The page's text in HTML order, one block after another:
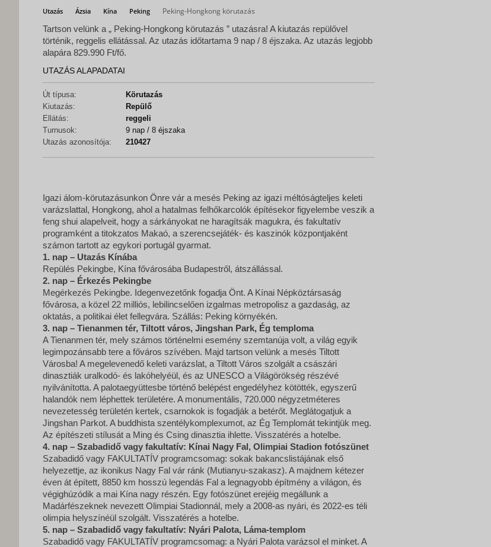
Utazás Ázsia Kína Peking
Peking-Hongkong körutazás
Tartson velünk a „ Peking-Hongkong körutazás ” utazásra! A kiutazás repülővel
történik, reggelis ellátással. Az utazás időtartama 9 nap / 8 éjszaka. Az utazás legjobb
alapára 829.990 Ft/fő.
UTAZÁS ALAPADATAI
Út típusa:
Körutazás
Kiutazás:
Repülő
Ellátás:
reggeli
Turnusok:
9 nap / 8 éjszaka
Utazás azonosítója:
210427
Igazi álom-körutazásunkon Önre vár a mesés Peking az igazi méltóságteljes keleti
varázslattal, Hongkong, ahol a hatalmas felhőkarcolók építésekor figyelembe veszik a
feng shui alapelveit, hogy a sárkányokat ne haragítsák magukra, és fakultatív
programként a titokzatos Makaó, a szerencsejáték- és kaszinók központjaként
számon tartott az egykori portugál gyarmat.
1. nap – Utazás Kínába
Repülés Pekingbe, Kína fővárosába Budapestről, átszállással.
2. nap – Érkezés Pekingbe
Megérkezés Pekingbe. Idegenvezetőnk fogadja Önt. A Kínai Népköztársaság
fővárosa, a közel 22 milliós, lebilincselően izgalmas metropolisz a gazdaság, az
oktatás, a politikai élet fellegvára. Szállás: Peking környékén.
3. nap – Tienanmen tér, Tiltott város, Jingshan Park, Ég temploma
A Tienanmen tér, mely számos történelmi esemény szemtanúja volt, a világ egyik
legimpozánsabb tere a főváros szívében. Majd tartson velünk a mesés Tiltott
Városba! A megelevenedő keleti varázslat, a Tiltott Város szolgált a császári
dinasztiák uralkodó- és lakóhelyéül, és az UNESCO a Világörökség részévé
nyilvánította. A palotaegyüttesbe történő belépést engedélyhez kötötték, egyszerű
halandók nem léphettek területére. A monumentális, 720.000 négyzetméteres
nevezetesség területén kertek, csarnokok is fogadják a betérőt. Meglátogatjuk a
Jingshan Parkot. A buddhista szentélykomplexumot, az Ég Templomát tekintjük meg.
Az építészeti stílusát a Ming és Csing dinasztia ihlette. Visszatérés a hotelbe.
4. nap – Szabadidő vagy fakultatív: Kínai Nagy Fal, Olimpiai Stadion fotószünet
Szabadidő vagy FAKULTATÍV programcsomag: sokak bakancslistájának első
helyezettje, az ikonikus Nagy Fal vár ránk (Mutianyu-szakasz). A majdnem kétezer
éven át épített, 8850 km hosszú legendás Fal a legnagyobb építmény a világon, és
végighúzódik a mai Kína nagy részén. Egy fotószünet erejéig megállunk a
Madárfészeknek nevezett Olimpiai Stadionnál, mely a 2008-as nyári, és 2022-es téli
olimpia helyszínéül szolgált. Visszatérés a hotelbe.
5. nap – Szabadidő vagy fakultatív: Nyári Palota, Láma-templom
Szabadidő vagy FAKULTATÍV programcsomag: a Nyári Palota varázsol el minket. A